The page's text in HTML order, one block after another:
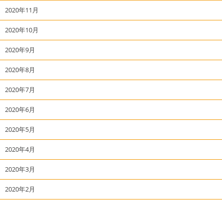
2020年11月
2020年10月
2020年9月
2020年8月
2020年7月
2020年6月
2020年5月
2020年4月
2020年3月
2020年2月